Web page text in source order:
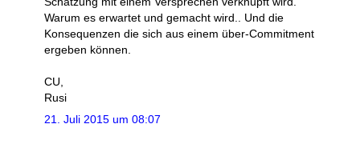
Warum es erwartet und gemacht wird.. Und die
Konsequenzen die sich aus einem über-Commitment
ergeben können.
CU,
Rusi
21. Juli 2015 um 08:07